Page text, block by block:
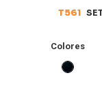
T561
Colores